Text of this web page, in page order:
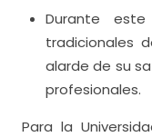
Durante
tradicionales
alarde de su
profesionales.
Para la